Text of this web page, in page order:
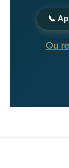
📞
Ou